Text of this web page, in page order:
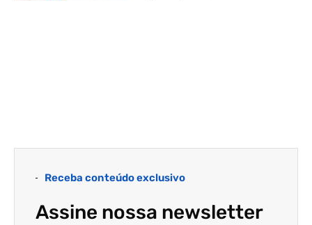
Receba conteúdo exclusivo
Assine nossa newsletter